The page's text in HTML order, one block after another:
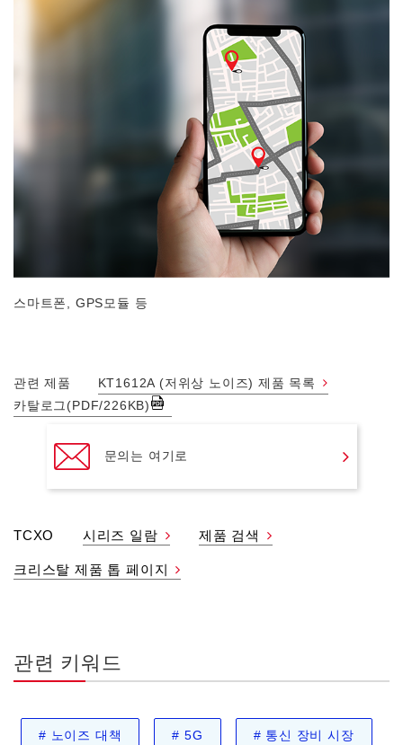
스마트폰, GPS모듈 등
관련 제품 KT1612A (저위상 노이즈) 제품 목록
카탈로그(PDF/226KB)
문의는 여기로
TCXO 시리즈 일람 제품 검색
크리스탈 제품 톱 페이지
관련 키워드
# 노이즈 대책 # 5G # 통신 장비 시장